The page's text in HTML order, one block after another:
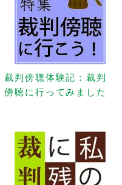
裁判傍聴体験記：裁判
傍聴に行ってみました